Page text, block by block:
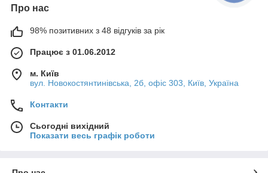
Про нас
98% позитивних з 48 відгуків за рік
Працює з 01.06.2012
м. Київ
вул. Новокостянтинівська, 2б, офіс 303, Київ, Україна
Контакти
Сьогодні вихідний
Показати весь графік роботи